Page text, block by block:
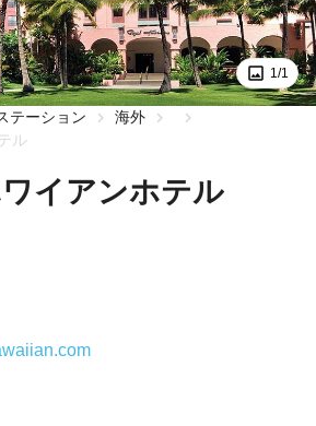
1/1
テーション
海外
ル
イアンホテル